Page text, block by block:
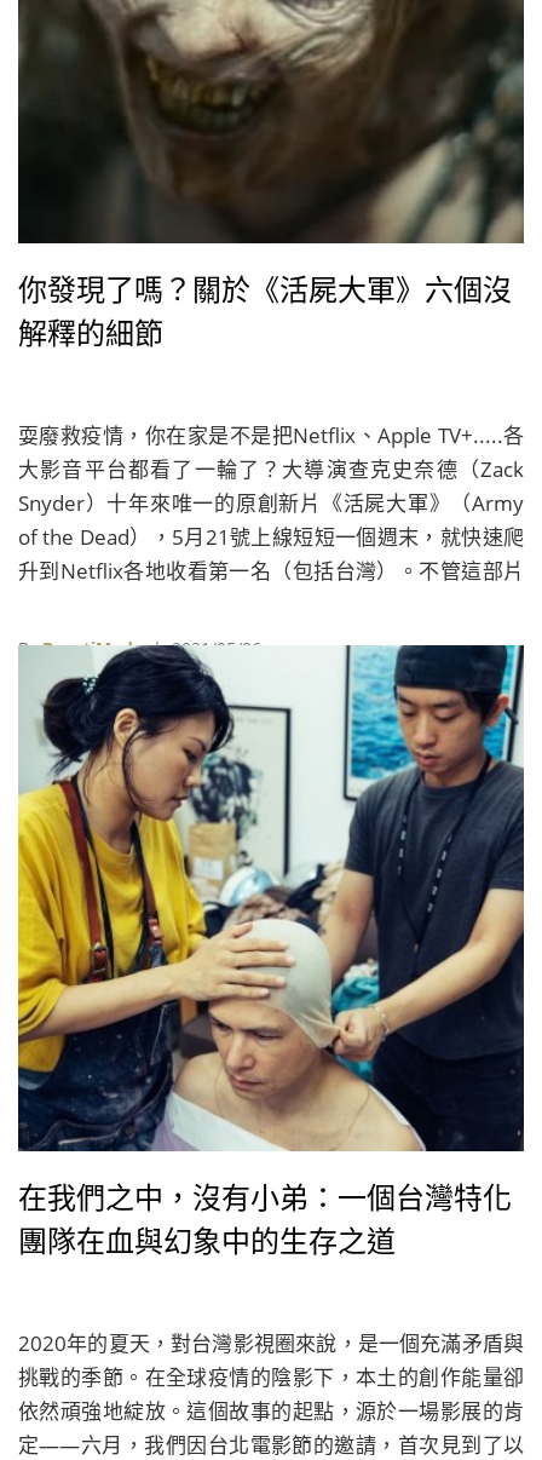
你發現了嗎？關於《活屍大軍》六個沒
解釋的細節
耍廢救疫情，你在家是不是把Netflix、Apple TV+.....各
大影音平台都看了一輪了？大導演查克史奈德（Zack
Snyder）十年來唯一的原創新片《活屍大軍》（Army
of the Dead），5月21號上線短短一個週末，就快速爬
升到Netflix各地收看第一名（包括台灣）。不管這部片
天我們就整理出最多人好奇卻又沒解釋的細節，一次把
大家心中的o.s.寫出來（大誤）！
ByBeautiMode| 2021/05/26
在我們之中，沒有小弟：一個台灣特化
團隊在血與幻象中的生存之道
2020年的夏天，對台灣影視圈來說，是一個充滿矛盾與
挑戰的季節。在全球疫情的陰影下，本土的創作能量卻
依然頑強地綻放。這個故事的起點，源於一場影展的肯
定——六月，我們因台北電影節的邀請，首次見到了以